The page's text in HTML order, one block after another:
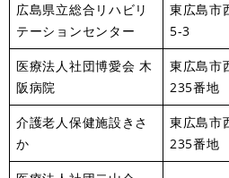
広島県立総合リハビリ
テーションセンター
東広島市
5-3
医療法人社団博愛会 木
阪病院
東広島市
235番地
介護老人保健施設きさ
か
東広島市
235番地